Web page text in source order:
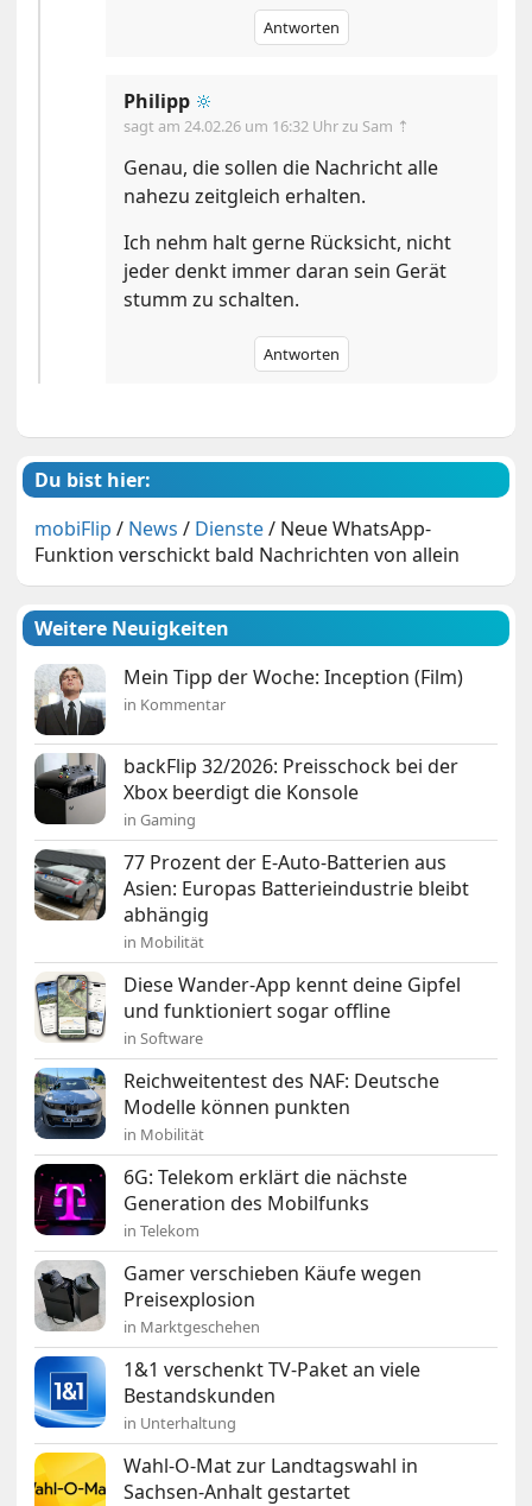
Antworten
Philipp 🔆
sagt am24.02.26 um 16:32 Uhrzu Sam ⇡
Genau, die sollen die Nachricht alle
nahezu zeitgleich erhalten.
Ich nehm halt gerne Rücksicht, nicht
jeder denkt immer daran sein Gerät
stumm zu schalten.
Antworten
Du bist hier:
mobiFlip / News / Dienste/ Neue WhatsApp-
Funktion verschickt bald Nachrichten von allein
Weitere Neuigkeiten
Mein Tipp der Woche: Inception (Film)
in Kommentar
backFlip 32/2026: Preisschock bei der
Xbox beerdigt die Konsole
in Gaming
77 Prozent der E-Auto-Batterien aus
Asien: Europas Batterieindustrie bleibt
abhängig
in Mobilität
Diese Wander-App kennt deine Gipfel
und funktioniert sogar offline
in Software
Reichweitentest des NAF: Deutsche
Modelle können punkten
in Mobilität
6G: Telekom erklärt die nächste
Generation des Mobilfunks
in Telekom
Gamer verschieben Käufe wegen
Preisexplosion
in Marktgeschehen
1&1 verschenkt TV-Paket an viele
Bestandskunden
in Unterhaltung
Wahl-O-Mat zur Landtagswahl in
Sachsen-Anhalt gestartet